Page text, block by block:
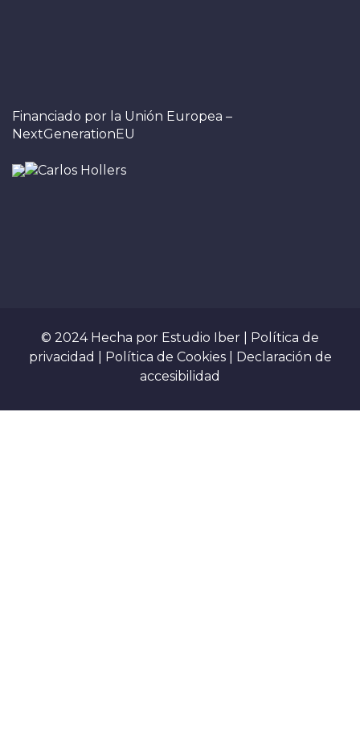
Financiado por la Unión Europea –
NextGenerationEU
© 2024 Hecha por Estudio Iber
Política de
privacidad
Política de Cookies
Declaración de
accesibilidad